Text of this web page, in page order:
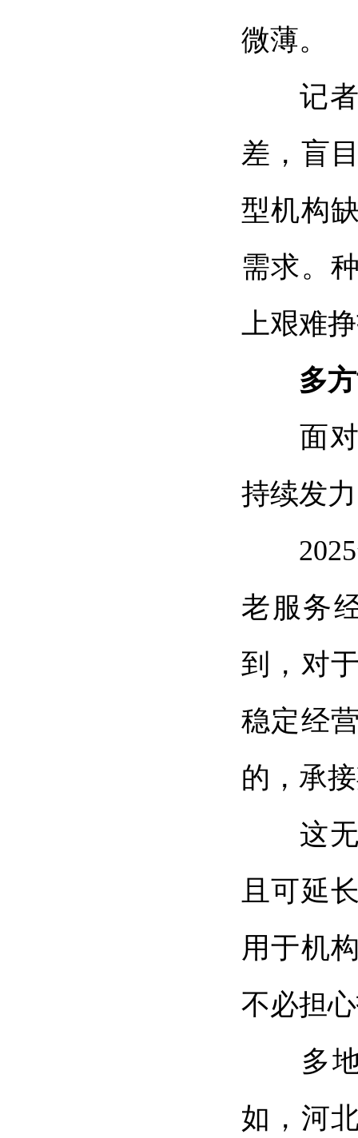
微薄。
记者
差，盲
型机构
需求。
上艰难
多
面对
持续发
2025
老服务
到，对
稳定经
的，承
这无
且可延
用于机
不必担
多地
如，河